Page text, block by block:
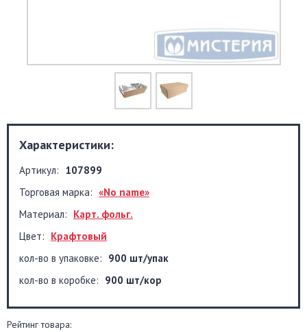
Характеристики:
Артикул: 107899
Торговая марка: «No name»
Материал: Карт. фольг.
Цвет: Крафтовый
кол-во в упаковке: 900 шт/упак
кол-во в коробке: 900 шт/кор
Рейтинг товара: